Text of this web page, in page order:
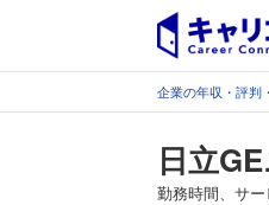
企業の年収・評判
日立
勤務時間、サ